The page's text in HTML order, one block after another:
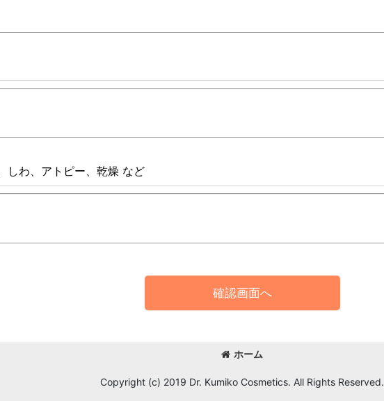
しわ、アトピー、乾燥 など
確認画面へ
ホーム
Copyright (c) 2019 Dr. Kumiko Cosmetics. All Rights Reserved.